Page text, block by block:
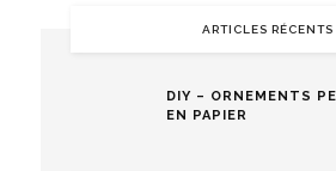
ARTICLES RÉCENTS
DIY – ORNEMENTS
EN PAPIER